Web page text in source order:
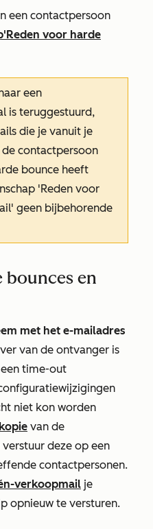
een contactpersoon
'Reden voor harde
een
is teruggestuurd,
die je vanuit je
contactpersoon
bounce heeft
'Reden voor
geen bijbehorende
bounces en
met het e-mailadres
van de ontvanger is
time-out
niet kon worden
kopie van de
deze op een
contactpersonen.
verkoopmail je
opnieuw te versturen.